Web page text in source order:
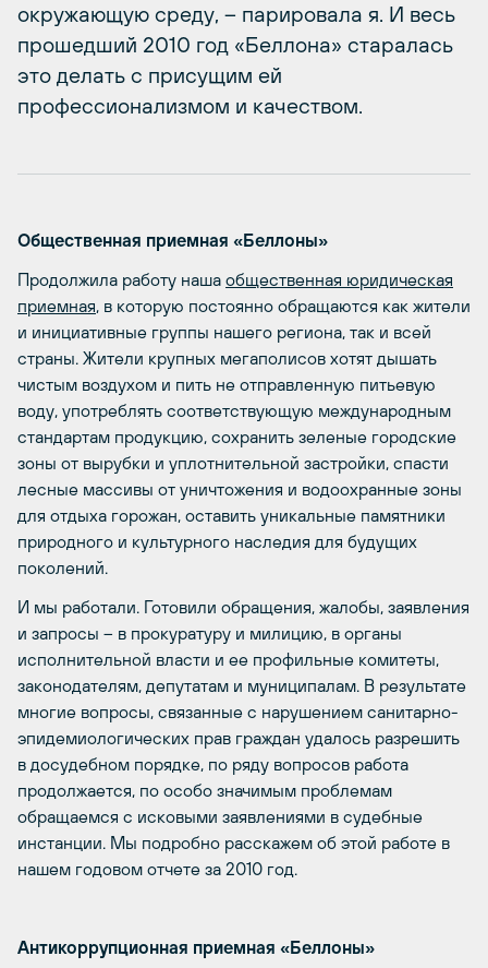
окружающую среду, – парировала я. И весь
прошедший 2010 год «Беллона» старалась
это делать с присущим ей
профессионализмом и качеством.
Общественная приемная «Беллоны»
Продолжила работу наша общественная юридическая
приемная, в которую постоянно обращаются как жители
и инициативные группы нашего региона, так и всей
страны. Жители крупных мегаполисов хотят дышать
чистым воздухом и пить не отправленную питьевую
воду, употреблять соответствующую международным
стандартам продукцию, сохранить зеленые городские
зоны от вырубки и уплотнительной застройки, спасти
лесные массивы от уничтожения и водоохранные зоны
для отдыха горожан, оставить уникальные памятники
природного и культурного наследия для будущих
поколений.
И мы работали. Готовили обращения, жалобы, заявления
и запросы – в прокуратуру и милицию, в органы
исполнительной власти и ее профильные комитеты,
законодателям, депутатам и муниципалам. В результате
многие вопросы, связанные с нарушением санитарно-
эпидемиологических прав граждан удалось разрешить
в досудебном порядке, по ряду вопросов работа
продолжается, по особо значимым проблемам
обращаемся с исковыми заявлениями в судебные
инстанции. Мы подробно расскажем об этой работе в
нашем годовом отчете за 2010 год.
Антикоррупционная приемная «Беллоны»